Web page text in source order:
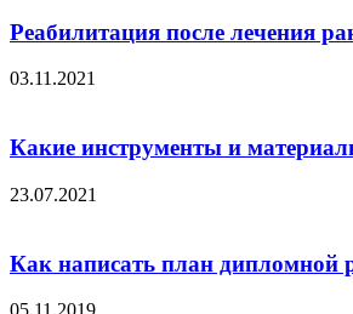
Реабилитация после лечения
03.11.2021
Какие инструменты и
23.07.2021
Как написать план дипломной